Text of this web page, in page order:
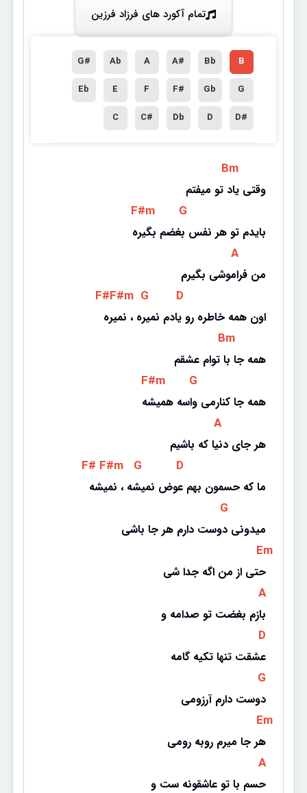
تمام آکورد های فرزاد فرزین
B
Bb
A#
A
Ab
G#
G
Gb
F#
F
E
Eb
D#
D
Db
C#
C
Bm
وقتی یاد تو میفتم
F#m G
بایدم تو هر نفس بغضم بگیره
A
من فراموشی بگیرم
F# F#m G D
اون همه خاطره رو یادم نمیره ، نمیره
Bm
همه جا با توام عشقم
F#m G
همه جا کنارمی واسه همیشه
A
هر جای دنیا که باشیم
F# F#m G D
ما که حسمون بهم عوض نمیشه ، نمیشه
G
میدونی دوست دارم هر جا باشی
Em
حتی از من اگه جدا شی
A
بازم بغضت تو صدامه و
D
عشقت تنها تکیه گامه
G
دوست دارم آرزومی
Em
هر جا میرم روبه رومی
A
حسم با تو عاشقونه ست و